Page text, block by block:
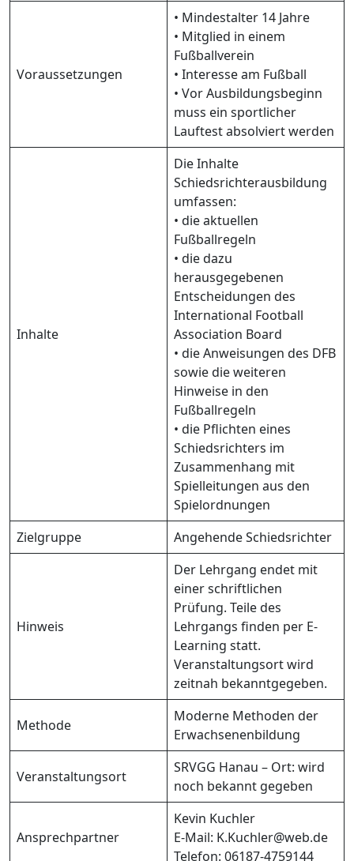
Voraussetzungen
• Mindestalter 14 Jahre
• Mitglied in einem
Fußballverein
• Interesse am Fußball
• Vor Ausbildungsbeginn
muss ein sportlicher
Lauftest absolviert werden
Inhalte
Die Inhalte
Schiedsrichterausbildung
umfassen:
• die aktuellen
Fußballregeln
• die dazu
herausgegebenen
Entscheidungen des
International Football
Association Board
• die Anweisungen des DFB
sowie die weiteren
Hinweise in den
Fußballregeln
• die Pflichten eines
Schiedsrichters im
Zusammenhang mit
Spielleitungen aus den
Spielordnungen
Zielgruppe
Angehende Schiedsrichter
Hinweis
Der Lehrgang endet mit
einer schriftlichen
Prüfung. Teile des
Lehrgangs finden per E-
Learning statt.
Veranstaltungsort wird
zeitnah bekanntgegeben.
Methode
Moderne Methoden der
Erwachsenenbildung
Veranstaltungsort
SRVGG Hanau – Ort: wird
noch bekannt gegeben
Ansprechpartner
Kevin Kuchler
E-Mail: K.Kuchler@web.de
Telefon: 06187-4759144